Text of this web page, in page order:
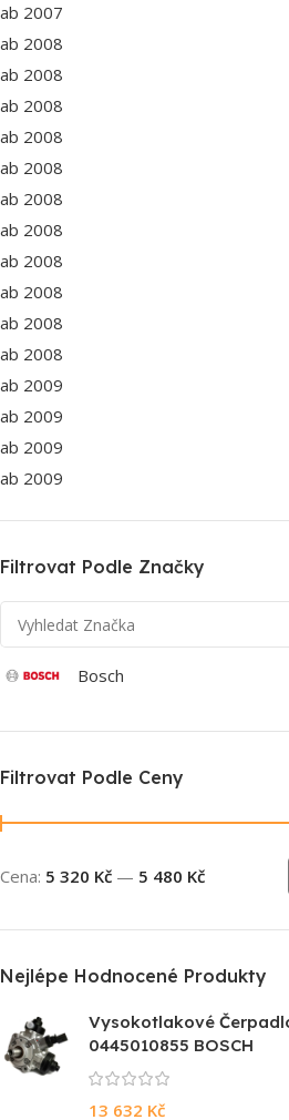
ab 2007
ab 2008
ab 2008
ab 2008
ab 2008
ab 2008
ab 2008
ab 2008
ab 2008
ab 2008
ab 2008
ab 2008
ab 2009
ab 2009
ab 2009
ab 2009
Filtrovat Podle Značky
Bosch
Filtrovat Podle Ceny
Cena: 5 320 Kč — 5 480 Kč
Nejlépe Hodnocené Produkty
Vysokotlakové
0445010855 BOSCH
13 632 Kč